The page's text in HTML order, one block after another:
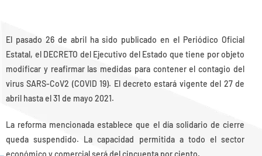
El pasado 26 de abril ha sido publicado en el Periódico Oficial
Estatal, el DECRETO del Ejecutivo del Estado que tiene por objeto
modificar y reafirmar las medidas para contener el contagio del
virus SARS-CoV2 (COVID 19). El decreto estará vigente del 27 de
abril hasta el 31 de mayo 2021.
La reforma mencionada establece que el día solidario de cierre
queda suspendido. La capacidad permitida a todo el sector
económico y comercial será del cincuenta por ciento.